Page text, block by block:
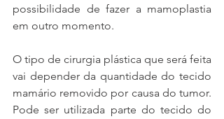
possibilidade de fazer a mamoplastia
em outro momento.
O tipo de cirurgia plástica que será feita
vai depender da quantidade do tecido
mamário removido por causa do tumor.
Pode ser utilizada parte do tecido do